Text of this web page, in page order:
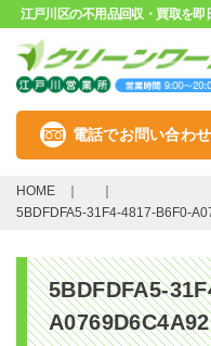
江戸川区の不用品回収・買取を即
電話でお問い合わせ
HOME
5BDFDFA5-31F4-4817-B6F0-
5BDFDFA5-